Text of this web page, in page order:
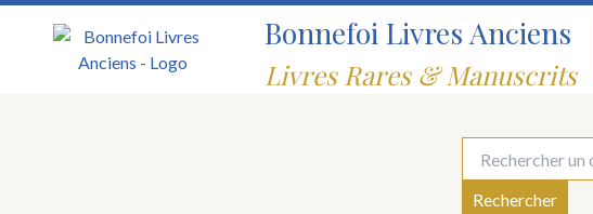
Aller
Bonnefoi Livres Anciens
Livres Rares & Manuscrits